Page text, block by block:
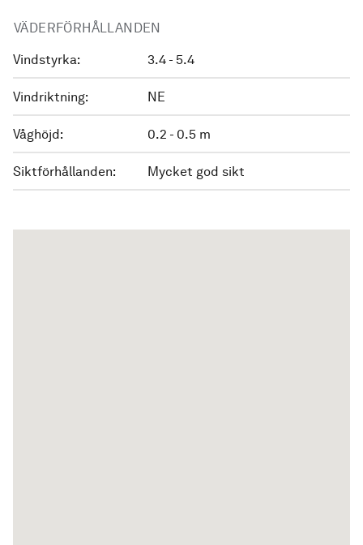
VÄDERFÖRHÅLLANDEN
Vindstyrka: 3.4 - 5.4
Vindriktning: NE
Våghöjd: 0.2 - 0.5 m
Siktförhållanden: Mycket god sikt